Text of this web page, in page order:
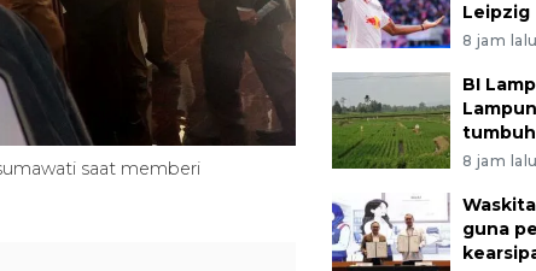
saat memberi
Leipzig
8 jam lalu
BI
8 jam lalu
guna